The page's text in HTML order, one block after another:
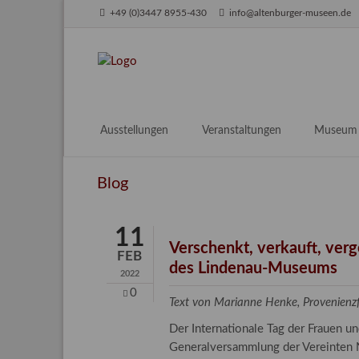
+49 (0)3447 8955-430 info@altenburger-museen.de
Ausstellungen
Aktuell
Veranstaltungen Museum
Digitales
Team
Blog
11
FEB
2022
0
Verschenkt, verkauft,
des Lindenau-Museums
Text von Marianne Henke,
Der Internationale Tag der Frauen
Generalversammlung der